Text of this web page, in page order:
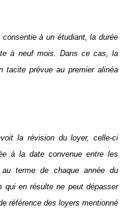
à un étudiant, la durée
à neuf mois. Dans ce cas, la
tacite prévue au premier alinéa
la révision du loyer, celle-ci
à la date convenue entre les
terme de chaque année du
qui en résulte ne peut dépasser
référence des loyers mentionné